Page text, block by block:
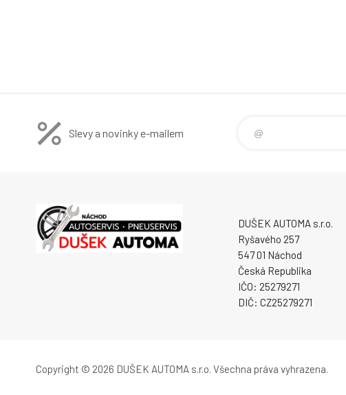
Slevy a novinky e-mailem
DUŠEK AUTOMA s.r.o.
Ryšavého 257
547 01 Náchod
Česká Republika
IČO: 25279271
DIČ: CZ25279271
Copyright © 2026 DUŠEK AUTOMA s.r.o. Všechna práva vyhrazena.